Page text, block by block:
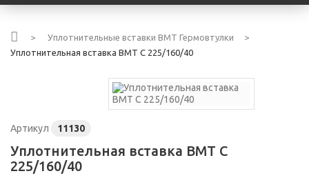
> Уплотнительные вставки ВМТ Гермовтулки
>
Уплотнительная вставка ВМТ С 225/160/40
Артикул 11130
Уплотнительная вставка ВМТ С
225/160/40